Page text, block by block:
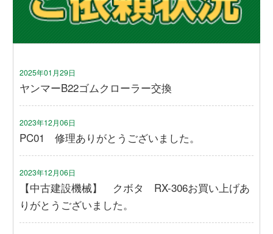
2025年01月29日
ヤンマーB22ゴムクローラー交換
2023年12月06日
PC01 修理ありがとうございました。
2023年12月06日
【中古建設機械】 クボタ RX-306お買い上げあ
りがとうございました。